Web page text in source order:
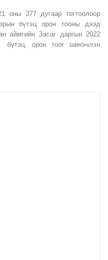
оны 377 дугаар тогтоолоор
бүтэц орон тооны дээд
аймгийн Засаг даргын 2022
орон тоог шинэчлэн